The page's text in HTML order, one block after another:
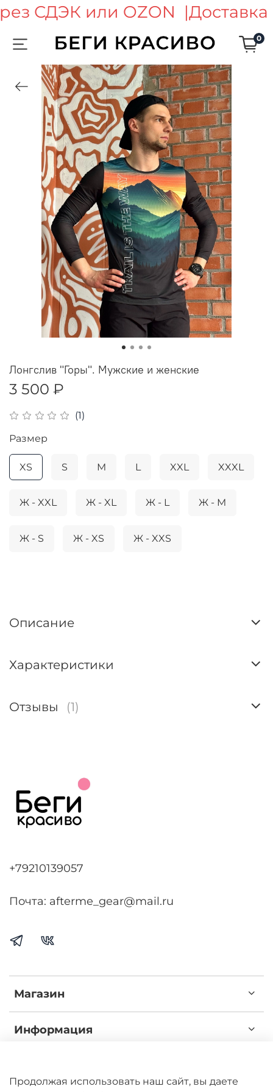
СДЭК или OZON |
0
(1)
Лонгслив "Горы". Мужские и женские
3 500 ₽
Размер
XS S M L XXL XXXL
Ж - XXL Ж - XL Ж - L Ж - M
Ж - S Ж - XS Ж - XXS
Описание
Характеристики
Отзывы (1)
Магазин
Информация
+79210139057
Почта: afterme_gear@mail.ru
Продолжая использовать наш сайт, вы даете